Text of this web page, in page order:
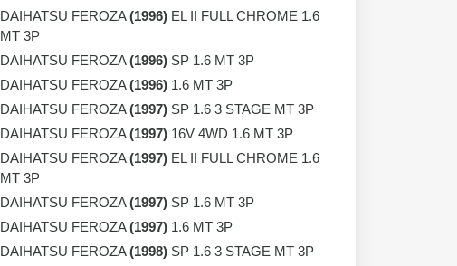
DAIHATSU FEROZA(1996) EL II FULL CHROME 1.6
MT 3P
DAIHATSU FEROZA(1996) SP 1.6 MT 3P
DAIHATSU FEROZA(1996) 1.6 MT 3P
DAIHATSU FEROZA(1997) SP 1.6 3 STAGE MT 3P
DAIHATSU FEROZA(1997) 16V 4WD 1.6 MT 3P
DAIHATSU FEROZA(1997) EL II FULL CHROME 1.6
MT 3P
DAIHATSU FEROZA(1997) SP 1.6 MT 3P
DAIHATSU FEROZA(1997) 1.6 MT 3P
DAIHATSU FEROZA(1998) SP 1.6 3 STAGE MT 3P